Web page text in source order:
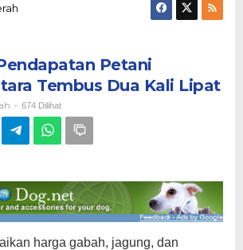
Lampung
Utara
Tembus
Dua
Kali
Lipat
Petani
Tembus Dua Kali Lipat
- 674 Dilihat
harga gabah, jagung, dan